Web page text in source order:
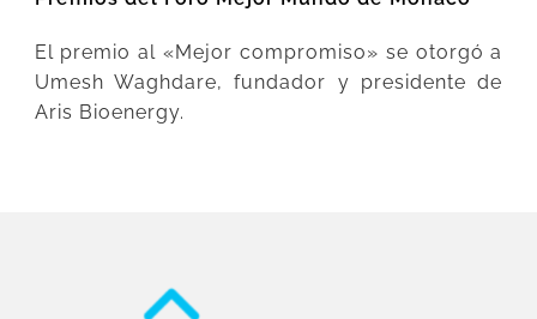
El premio al «Mejor compromiso» se otorgó a
Umesh Waghdare, fundador y presidente de
Aris Bioenergy.